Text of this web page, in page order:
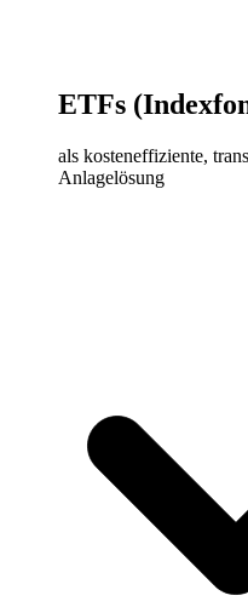
ETFs
als kosteneffiziente,
Anlagelösung